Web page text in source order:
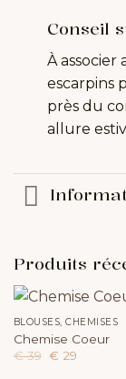
Conseil
À associer
escarpins
près du
allure
Produits
BLOUSES, CHEMISES
Chemise Coeur
€39 Le
€ 29Le